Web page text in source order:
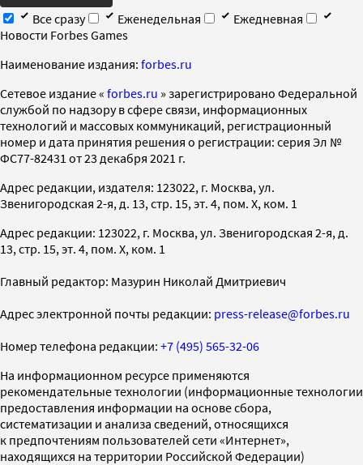
Все сразу
Еженедельная
Ежедневная
Новости Forbes Games
Наименование издания: forbes.ru
Cетевое издание « forbes.ru » зарегистрировано Федеральной
службой по надзору в сфере связи, информационных
технологий и массовых коммуникаций, регистрационный
номер и дата принятия решения о регистрации: серия Эл №
ФС77-82431 от 23 декабря 2021 г.
Адрес редакции, издателя: 123022, г. Москва, ул.
Звенигородская 2-я, д. 13, стр. 15, эт. 4, пом. X, ком. 1
Адрес редакции: 123022, г. Москва, ул. Звенигородская 2-я, д.
13, стр. 15, эт. 4, пом. X, ком. 1
Главный редактор: Мазурин Николай Дмитриевич
Адрес электронной почты редакции: press-release@forbes.ru
Номер телефона редакции: +7 (495) 565-32-06
На информационном ресурсе применяются
рекомендательные технологии (информационные технологии
предоставления информации на основе сбора,
систематизации и анализа сведений, относящихся
к предпочтениям пользователей сети «Интернет»,
находящихся на территории Российской Федерации)